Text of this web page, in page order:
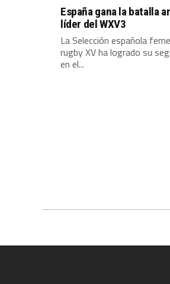
España gana la batalla
líder del WXV3
La Selección española
rugby XV ha logrado su
en el...